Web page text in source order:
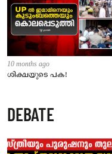
10 months ago
ശിക്ഷയുടെ പക!
DEBATE